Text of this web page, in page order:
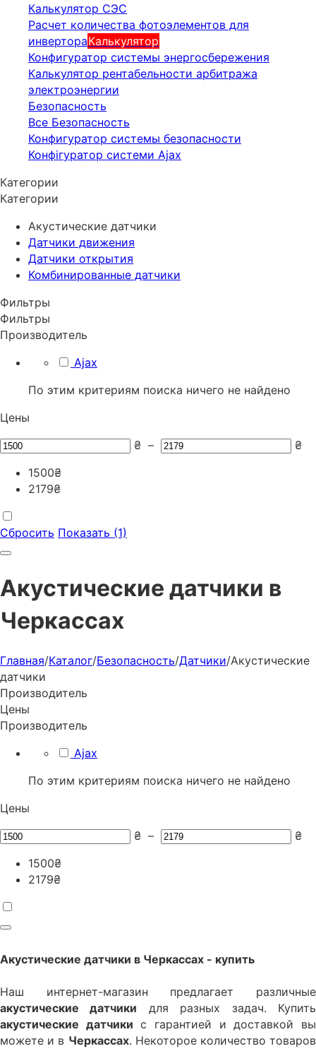
Калькулятор СЭС
Расчет количества фотоэлементов для
инвертораКалькулятор
Конфигуратор системы энергосбережения
Калькулятор рентабельности арбитража
электроэнергии
Безопасность
Все Безопасность
Конфигуратор системы безопасности
Конфігуратор системи Ajax
Категории
Категории
Акустические датчики
Датчики движения
Датчики открытия
Комбинированные датчики
Фильтры
Фильтры
Производитель
Ajax
По этим критериям поиска ничего не найдено
Цены
₴ –
₴
1500₴
2179₴
Сбросить Показать (1)
Акустические датчики в
Черкаcсах
Главная/Каталог/Безопасность/Датчики/Акустические
датчики
Производитель
Цены
Производитель
Ajax
По этим критериям поиска ничего не найдено
Цены
₴ –
₴
1500₴
2179₴
Акустические датчики в Черкаcсах - купить
Наш интернет-магазин предлагает различные
акустические датчики для разных задач. Купить
акустические датчики с гарантией и доставкой вы
можете и в Черкаcсах. Некоторое количество товаров